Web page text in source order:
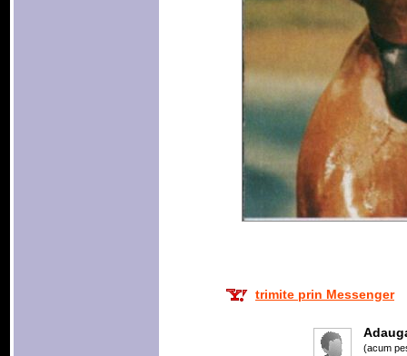
trimite prin Messenger
(acum